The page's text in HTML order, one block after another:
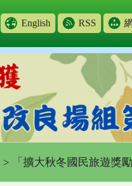
English RSS
> 「擴大秋冬國民旅遊獎